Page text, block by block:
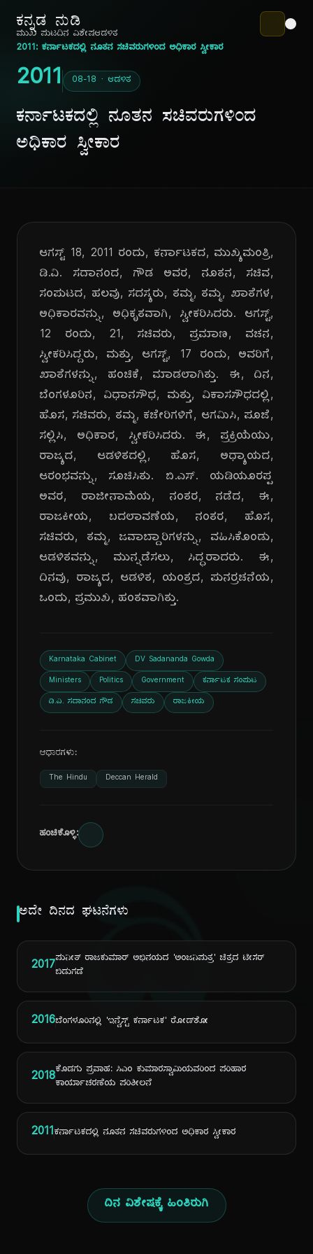
ಕನ್ನಡ ನುಡಿ
ದಿ
ಮುಖ ಪುಟದಿನ ವಿಶೇಷಆಡಳಿತ
2011: ಕರ್ನಾಟಕದಲ್ಲಿ ನೂತನ ಸಚಿವರುಗಳಿಂದ ಅಧಿಕಾರ ಸ್ವೀಕಾರ
2011 08-18 · ಆಡಳಿತ
ಕರ್ನಾಟಕದಲ್ಲಿ ನೂತನ ಸಚಿವರುಗಳಿಂದ
ಅಧಿಕಾರ ಸ್ವೀಕಾರ
ಆಗಸ್ಟ್ 18, 2011 ರಂದು, ಕರ್ನಾಟಕದ, ಮುಖ್ಯಮಂತ್ರಿ,
ಡಿ.ವಿ. ಸದಾನಂದ, ಗೌಡ ಅವರ, ನೂತನ, ಸಚಿವ,
ಸಂಪುಟದ, ಹಲವು, ಸದಸ್ಯರು, ತಮ್ಮ, ತಮ್ಮ, ಖಾತೆಗಳ,
ಅಧಿಕಾರವನ್ನು, ಅಧಿಕೃತವಾಗಿ, ಸ್ವೀಕರಿಸಿದರು. ಆಗಸ್ಟ್,
12 ರಂದು, 21, ಸಚಿವರು, ಪ್ರಮಾಣ, ವಚನ,
ಸ್ವೀಕರಿಸಿದ್ದರು, ಮತ್ತು, ಆಗಸ್ಟ್, 17 ರಂದು, ಅವರಿಗೆ,
ಖಾತೆಗಳನ್ನು, ಹಂಚಿಕೆ, ಮಾಡಲಾಗಿತ್ತು. ಈ, ದಿನ,
ಬೆಂಗಳೂರಿನ, ವಿಧಾನಸೌಧ, ಮತ್ತು, ವಿಕಾಸಸೌಧದಲ್ಲಿ,
ಹೊಸ, ಸಚಿವರು, ತಮ್ಮ, ಕಚೇರಿಗಳಿಗೆ, ಆಗಮಿಸಿ, ಪೂಜೆ,
ಸಲ್ಲಿಸಿ, ಅಧಿಕಾರ, ಸ್ವೀಕರಿಸಿದರು. ಈ, ಪ್ರಕ್ರಿಯೆಯು,
ರಾಜ್ಯದ, ಆಡಳಿತದಲ್ಲಿ, ಹೊಸ, ಅಧ್ಯಾಯದ,
ಆರಂಭವನ್ನು, ಸೂಚಿಸಿತು. ಬಿ.ಎಸ್. ಯಡಿಯೂರಪ್ಪ
ಅವರ, ರಾಜೀನಾಮೆಯ, ನಂತರ, ನಡೆದ, ಈ,
ರಾಜಕೀಯ, ಬದಲಾವಣೆಯ, ನಂತರ, ಹೊಸ,
ಸಚಿವರು, ತಮ್ಮ, ಜವಾಬ್ದಾರಿಗಳನ್ನು, ವಹಿಸಿಕೊಂಡು,
ಆಡಳಿತವನ್ನು, ಮುನ್ನಡೆಸಲು, ಸಿದ್ಧರಾದರು. ಈ,
ದಿನವು, ರಾಜ್ಯದ, ಆಡಳಿತ, ಯಂತ್ರದ, ಪುನರ್ರಚನೆಯ,
ಒಂದು, ಪ್ರಮುಖ, ಹಂತವಾಗಿತ್ತು.
Karnataka Cabinet DV Sadananda Gowda
Ministers Politics Government ಕರ್ನಾಟಕ ಸಂಪುಟ
ಡಿ.ವಿ. ಸದಾನಂದ ಗೌಡ ಸಚಿವರು ರಾಜಕೀಯ
ಆಧಾರಗಳು:
The Hindu Deccan Herald
ಹಂಚಿಕೊಳ್ಳಿ:
ಅದೇ ದಿನದ ಘಟನೆಗಳು
2017ಪುನೀತ್ ರಾಜಕುಮಾರ್ ಅಭಿನಯದ 'ಅಂಜನಿಪುತ್ರ' ಚಿತ್ರದ ಟೀಸರ್
ಬಿಡುಗಡೆ
2016ಬೆಂಗಳೂರಿನಲ್ಲಿ 'ಇನ್ವೆಸ್ಟ್ ಕರ್ನಾಟಕ' ರೋಡ್‌ಶೋ
2018ಕೊಡಗು ಪ್ರವಾಹ: ಸಿಎಂ ಕುಮಾರಸ್ವಾಮಿಯವರಿಂದ ಪರಿಹಾರ
ಕಾರ್ಯಾಚರಣೆಯ ಪರಿಶೀಲನೆ
2011ಕರ್ನಾಟಕದಲ್ಲಿ ನೂತನ ಸಚಿವರುಗಳಿಂದ ಅಧಿಕಾರ ಸ್ವೀಕಾರ
ದಿನ ವಿಶೇಷಕ್ಕೆ ಹಿಂತಿರುಗಿ